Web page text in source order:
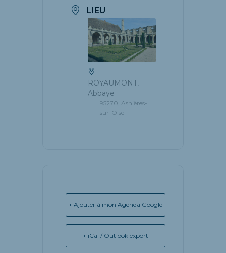
LIEU
ROYAUMONT,
Abbaye
95270, Asnières-
sur-Oise
+ Ajouter à mon Agenda Google
+ iCal / Outlook export